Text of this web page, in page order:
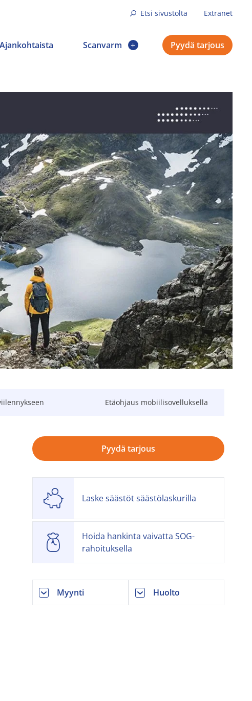
Etsi sivustolta Extranet
Ajankohtaista Scanvarm Pyydä tarjous
Etäohjaus mobiilisovelluksella
Pyydä tarjous
Laske säästöt säästölaskurilla
Hoida hankinta vaivatta SOG-
rahoituksella
Myynti Huolto